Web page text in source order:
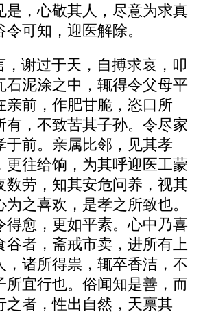
是，心敬其人，尽意为求真
可知，迎医解除。
，谢过于天，自搏求哀，叩
石泥涂之中，辄得令父母平
亲前，作肥甘脆，恣口所
有，不致苦其子孙。令尽家
于前。亲属比邻，见其孝
更往给饷，为其呼迎医工蒙
数劳，知其安危问养，视其
之喜欢，是孝之所致也。
得愈，更如平素。心中乃喜
谷者，斋戒市卖，进所有上
，诸所得祟，辄卒香洁，不
所宜行也。俗闻知是善，而
之者，性出自然，天禀其